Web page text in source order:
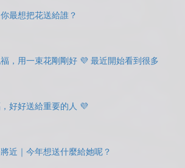
最想把花送給誰？
，用一束花剛剛好 💜 最近開始看到很多
好好送給重要的人 💜
近｜今年想送什麼給她呢？